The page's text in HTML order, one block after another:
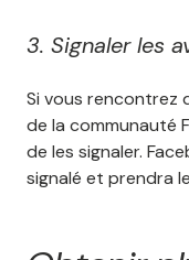
3. Signaler les
Si vous rencontrez
de la communauté
de les signaler.
signalé et prendra